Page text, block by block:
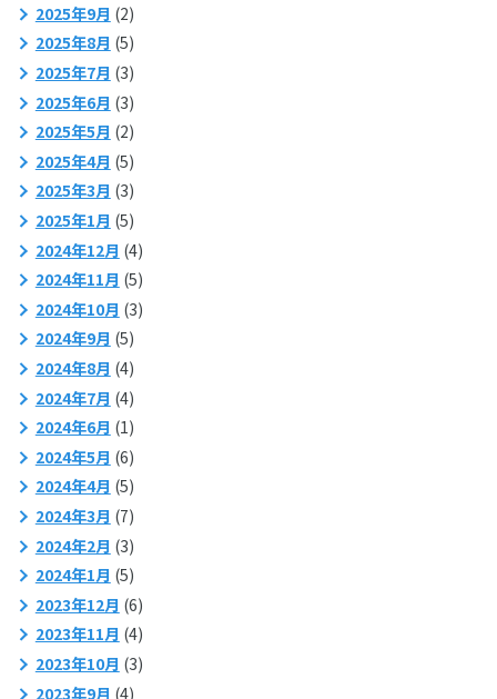
2025年9月 (2)
2025年8月 (5)
2025年7月 (3)
2025年6月 (3)
2025年5月 (2)
2025年4月 (5)
2025年3月 (3)
2025年1月 (5)
2024年12月 (4)
2024年11月 (5)
2024年10月 (3)
2024年9月 (5)
2024年8月 (4)
2024年7月 (4)
2024年6月 (1)
2024年5月 (6)
2024年4月 (5)
2024年3月 (7)
2024年2月 (3)
2024年1月 (5)
2023年12月 (6)
2023年11月 (4)
2023年10月 (3)
2023年9月 (4)